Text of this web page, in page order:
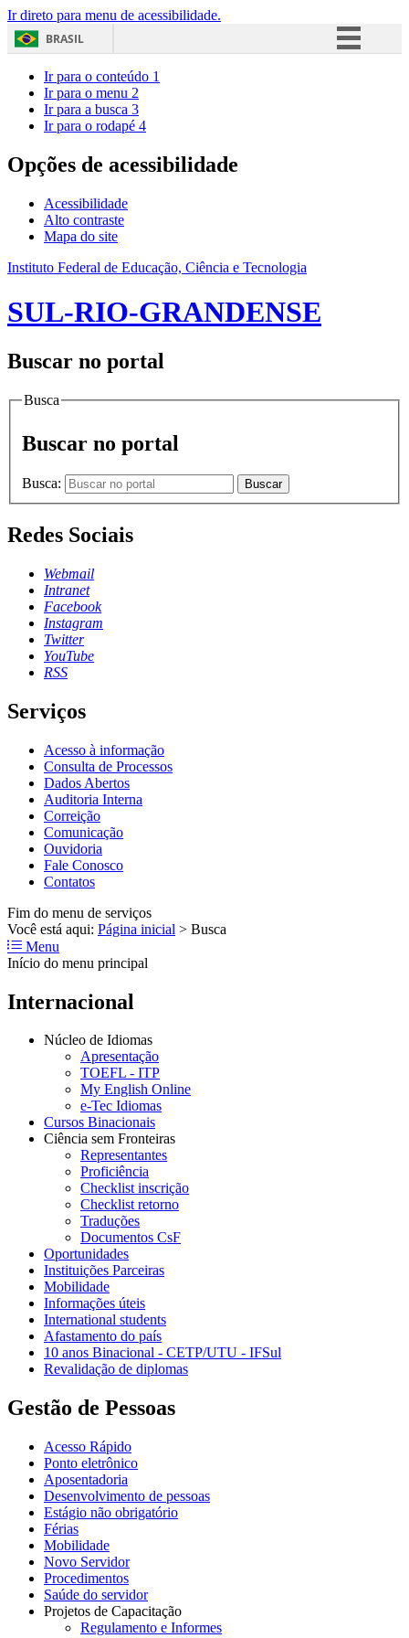
Ir direto para menu de acessibilidade.
BRASIL
Acesso à informação
Ir para o conteúdo 1
Ir para o menu 2
Ir para a busca 3
Ir para o rodapé 4
Opções de acessibilidade
Acessibilidade
Alto contraste
Mapa do site
Instituto Federal de Educação, Ciência e Tecnologia
SUL-RIO-GRANDENSE
Buscar no portal
Busca
Buscar no portal
Busca: Buscar
Redes Sociais
Webmail
Intranet
Facebook
Instagram
Twitter
YouTube
RSS
Serviços
Acesso à informação
Consulta de Processos
Dados Abertos
Auditoria Interna
Correição
Comunicação
Ouvidoria
Fale Conosco
Contatos
Fim do menu de serviços
Você está aqui: Página inicial > Busca
Menu
Início do menu principal
Internacional
Núcleo de Idiomas
Apresentação
TOEFL - ITP
My English Online
e-Tec Idiomas
Cursos Binacionais
Ciência sem Fronteiras
Representantes
Proficiência
Checklist inscrição
Checklist retorno
Traduções
Documentos CsF
Oportunidades
Instituições Parceiras
Mobilidade
Informações úteis
International students
Afastamento do país
10 anos Binacional - CETP/UTU - IFSul
Revalidação de diplomas
Gestão de Pessoas
Acesso Rápido
Ponto eletrônico
Aposentadoria
Desenvolvimento de pessoas
Estágio não obrigatório
Férias
Mobilidade
Novo Servidor
Procedimentos
Saúde do servidor
Projetos de Capacitação
Regulamento e Informes